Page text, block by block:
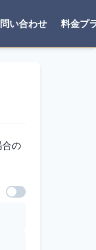
い合わせ 料金プ
の